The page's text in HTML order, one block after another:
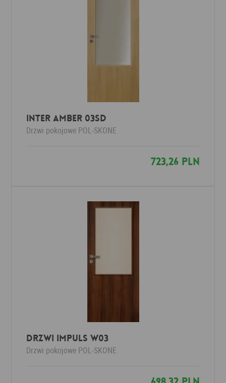
Inter Amber 03SD
Drzwi pokojowe POL-SKONE
723,26 PLN
Drzwi Impuls W03
Drzwi pokojowe POL-SKONE